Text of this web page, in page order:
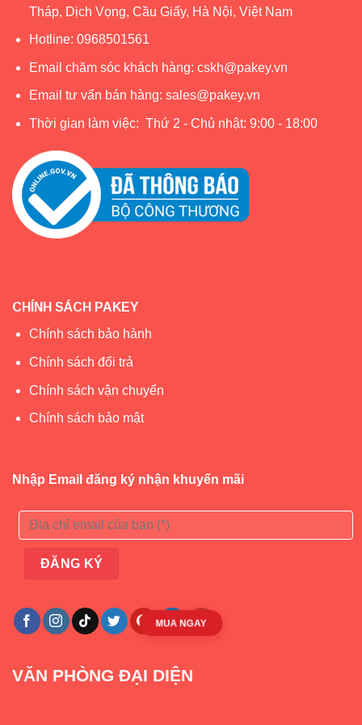
– Viền, thành máng, các góc bo tròn tỉ mỉ, không có phần
thừa, không có các điểm sắc nhọn.
– Thiết kế cầu thang khép kín kết hợp với họa tiết in nổi
chống trượt, đảm bảo an toàn cho bé khi di chuyển lên
Tháp, Dịch Vọng, Cầu Giấy, Hà Nội, Việt Nam
Hotline: 0968501561
Email chăm sóc khách hàng: cskh@pakey.vn
Email tư vấn bán hàng: sales@pakey.vn
Thời gian làm việc: Thứ 2 - Chủ nhật: 9:00 - 18:00
CHÍNH SÁCH PAKEY
Chính sách bảo hành
Chính sách đổi trả
Chính sách vận chuyển
Chính sách bảo mật
Nhập Email đăng ký nhận khuyến mãi
VĂN PHÒNG ĐẠI DIỆN
MUA NGAY